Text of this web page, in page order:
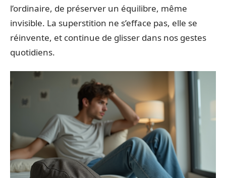
l’ordinaire, de préserver un équilibre, même
invisible. La superstition ne s’efface pas, elle se
réinvente, et continue de glisser dans nos gestes
quotidiens.